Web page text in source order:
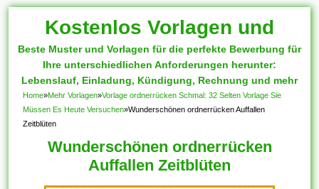
Kostenlos Vorlagen und
Muster
Beste Muster und Vorlagen für die perfekte Bewerbung für
Ihre unterschiedlichen Anforderungen herunter:
Lebenslauf, Einladung, Kündigung, Rechnung und mehr
Home»Mehr Vorlagen»Vorlage ordnerrücken Schmal: 32 Selten Vorlage Sie
Müssen Es Heute Versuchen»Wunderschönen ordnerrücken Auffallen
Zeitblüten
Wunderschönen ordnerrücken
Auffallen Zeitblüten